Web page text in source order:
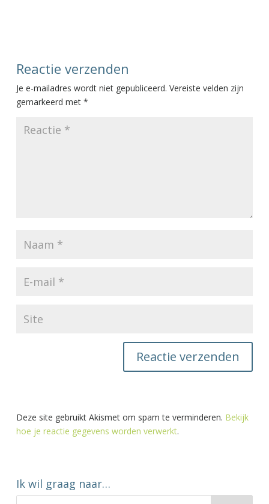
Reactie verzenden
Je e-mailadres wordt niet gepubliceerd. Vereiste velden zijn
gemarkeerd met *
Deze site gebruikt Akismet om spam te verminderen. Bekijk
hoe je reactie gegevens worden verwerkt.
Ik wil graag naar…